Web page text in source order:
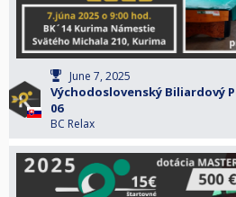
June 7, 2025
Východoslovenský Biliardový
06
BC Relax